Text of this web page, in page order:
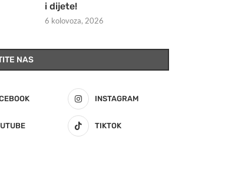
i dijete!
6 kolovoza, 2026
NAS
INSTAGRAM
TIKTOK